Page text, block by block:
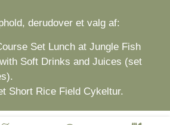
derudover et valg af:
Set Lunch at Jungle Fish
Soft Drinks and Juices (set
Short Rice Field Cykeltur.